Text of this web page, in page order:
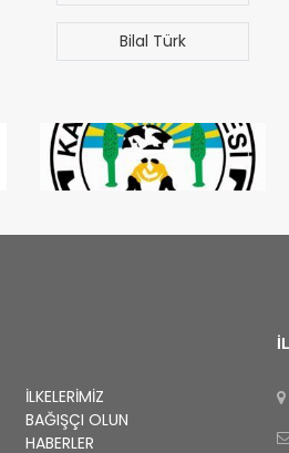
Bilal Türk
İLKELERIMIZ
BAĞIŞÇI OLUN
HABERLER